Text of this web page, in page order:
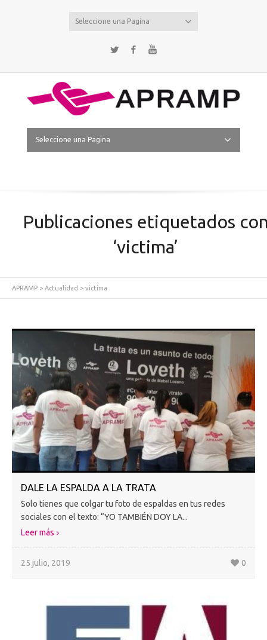
Seleccione una Pagina
Twitter Facebook
Seleccione una Pagina
Publicaciones etiquetados
‘victima’
APRAMP > Actualidad > victima
DALE LA ESPALDA A LA TRATA
Solo tienes que colgar tu foto de espaldas en tus redes
sociales con el texto: “YO TAMBIÉN DOY LA...
Leer más
25 julio, 2019 0